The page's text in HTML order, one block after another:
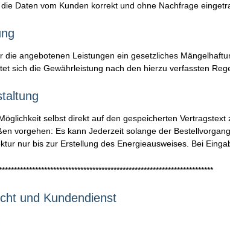
Daten vom Kunden korrekt und ohne Nachfrage
die angebotenen Leistungen ein gesetzliches
sich die Gewährleistung nach den hierzu verfassten
selbst direkt auf den gespeicherten
vorgehen: Es kann Jederzeit solange der
nur bis zur Erstellung des Energieausweises. Bei
und Kundendienst